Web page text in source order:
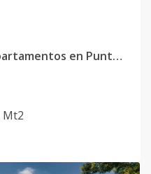
¡Moderno Proyecto de Apartamentos en Punta Cana!
Mt2